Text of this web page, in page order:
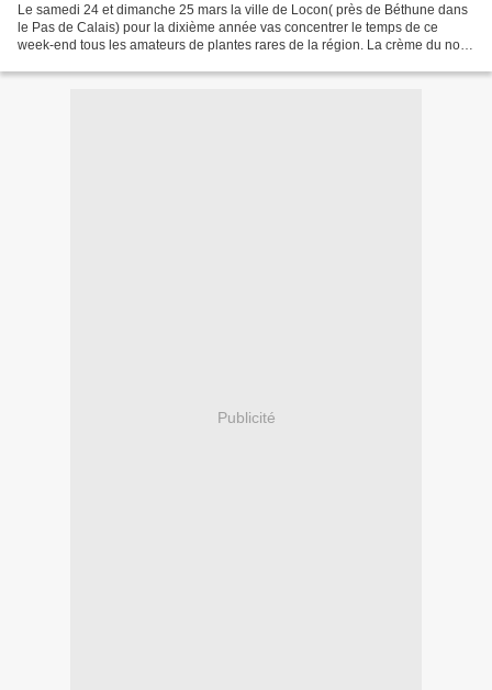
Le samedi 24 et dimanche 25 mars la ville de Locon( près de Béthune dans
le Pas de Calais) pour la dixième année vas concentrer le temps de ce
week-end tous les amateurs de plantes rares de la région. La crème du nord
Publicité